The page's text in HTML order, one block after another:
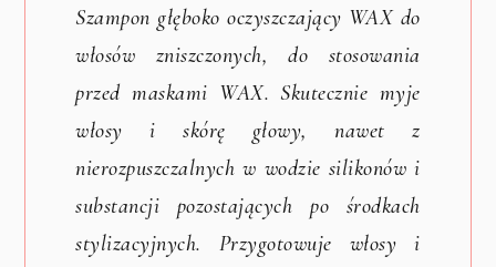
Szampon głęboko oczyszczający WAX do
włosów zniszczonych, do stosowania
przed maskami WAX. Skutecznie myje
włosy i skórę głowy, nawet z
nierozpuszczalnych w wodzie silikonów i
substancji pozostających po środkach
stylizacyjnych. Przygotowuje włosy i